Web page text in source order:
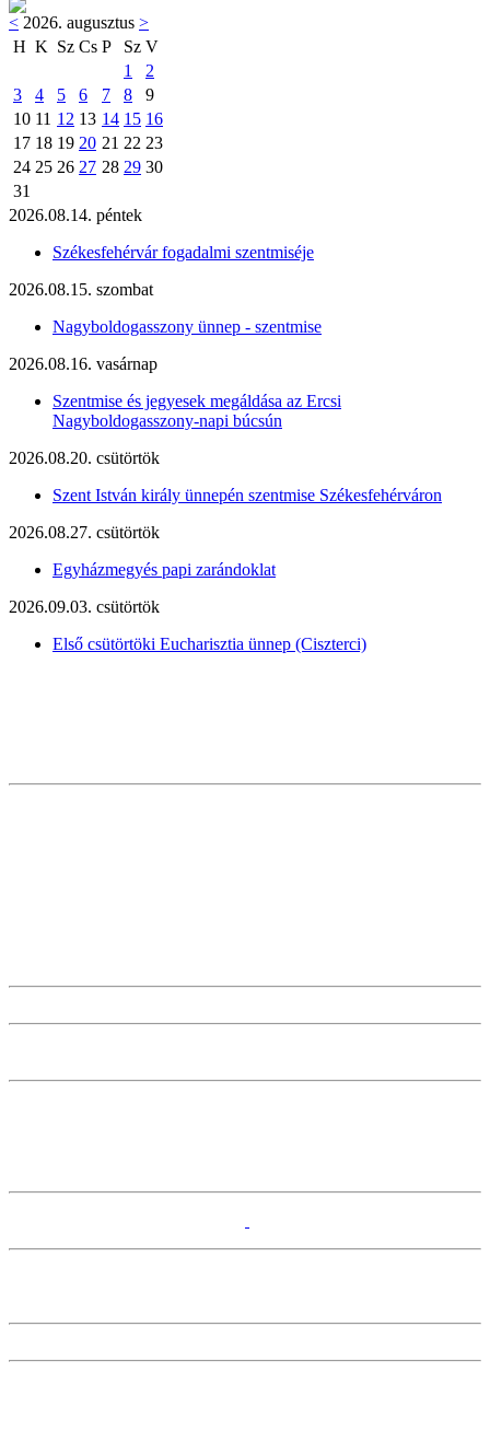
< 2026. augusztus >
H K Sz Cs P Sz V
1
2
3
4 5 6 7 8
9
10 11 12 13 14 15 16
17 18 19 20 21 22 23
24 25 26 27 28 29 30
31
2026.08.14. péntek
Székesfehérvár fogadalmi szentmiséje
2026.08.15. szombat
Nagyboldogasszony ünnep - szentmise
2026.08.16. vasárnap
Szentmise és jegyesek megáldása az Ercsi
Nagyboldogasszony-napi búcsún
2026.08.20. csütörtök
Szent István király ünnepén szentmise Székesfehérváron
2026.08.27. csütörtök
Egyházmegyés papi zarándoklat
2026.09.03. csütörtök
Első csütörtöki Eucharisztia ünnep (Ciszterci)